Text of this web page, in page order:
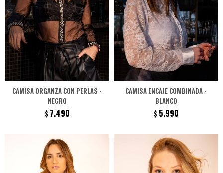
CAMISA ORGANZA CON PERLAS -
NEGRO
$ 7.490
CAMISA ENCAJE COMBINADA -
BLANCO
$ 5.990